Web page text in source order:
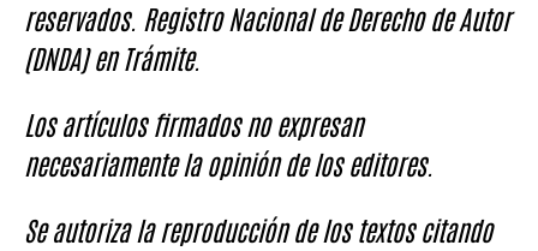
reservados. Registro Nacional de Derecho de Autor
(DNDA) en Trámite.
Los artículos firmados no expresan
necesariamente la opinión de los editores.
Se autoriza la reproducción de los textos citando